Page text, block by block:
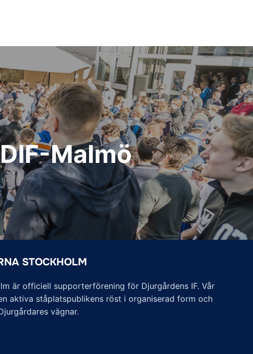
Malmö
STOCKHOLM
är officiell supporterförening för Djurgårdens IF. Vår
aktiva ståplatspublikens röst i organiserad form och
vägnar.